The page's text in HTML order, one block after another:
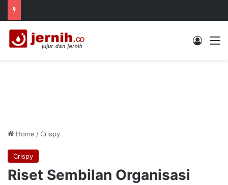
Log In
Home /Crispy
Crispy
Riset Sembilan Organisasi